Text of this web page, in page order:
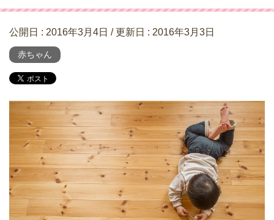
公開日 : 2016年3月4日 / 更新日 : 2016年3月3日
赤ちゃん